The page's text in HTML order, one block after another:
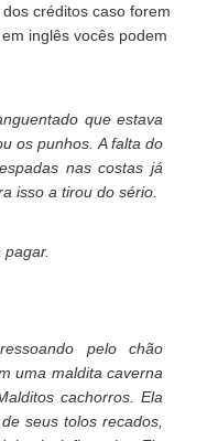
créditos caso forem
inglês vocês podem
que estava
os punhos. A falta do
nas costas já
isso a tirou do sério.
pelo chão
uma maldita caverna
cachorros. Ela
seus tolos recados,